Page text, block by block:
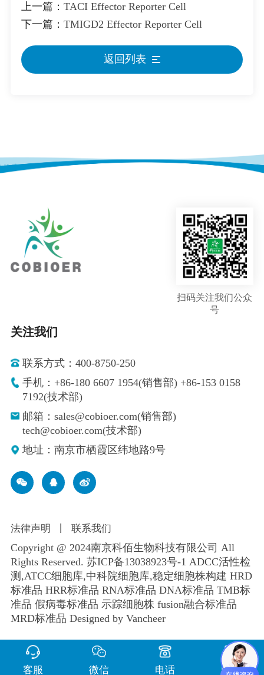
上一篇： TACI Effector Reporter Cell
下一篇： TMIGD2 Effector Reporter Cell
返回列表
扫码关注我们公众
号
关注我们
联系方式：400-8750-250
手机：+86-180 6607 1954(销售部) +86-153 0158
7192(技术部)
邮箱：sales@cobioer.com(销售部)
tech@cobioer.com(技术部)
地址：南京市栖霞区纬地路9号
法律声明 联系我们
Copyright @ 2024南京科佰生物科技有限公司 All
Rights Reserved. 苏ICP备13038923号-1 ADCC活性检
测,ATCC细胞库,中科院细胞库,稳定细胞株构建 HRD
标准品 HRR标准品 RNA标准品 DNA标准品 TMB标
准品 假病毒标准品 示踪细胞株 fusion融合标准品
MRD标准品 Designed by Vancheer
客服 微信 电话 留言